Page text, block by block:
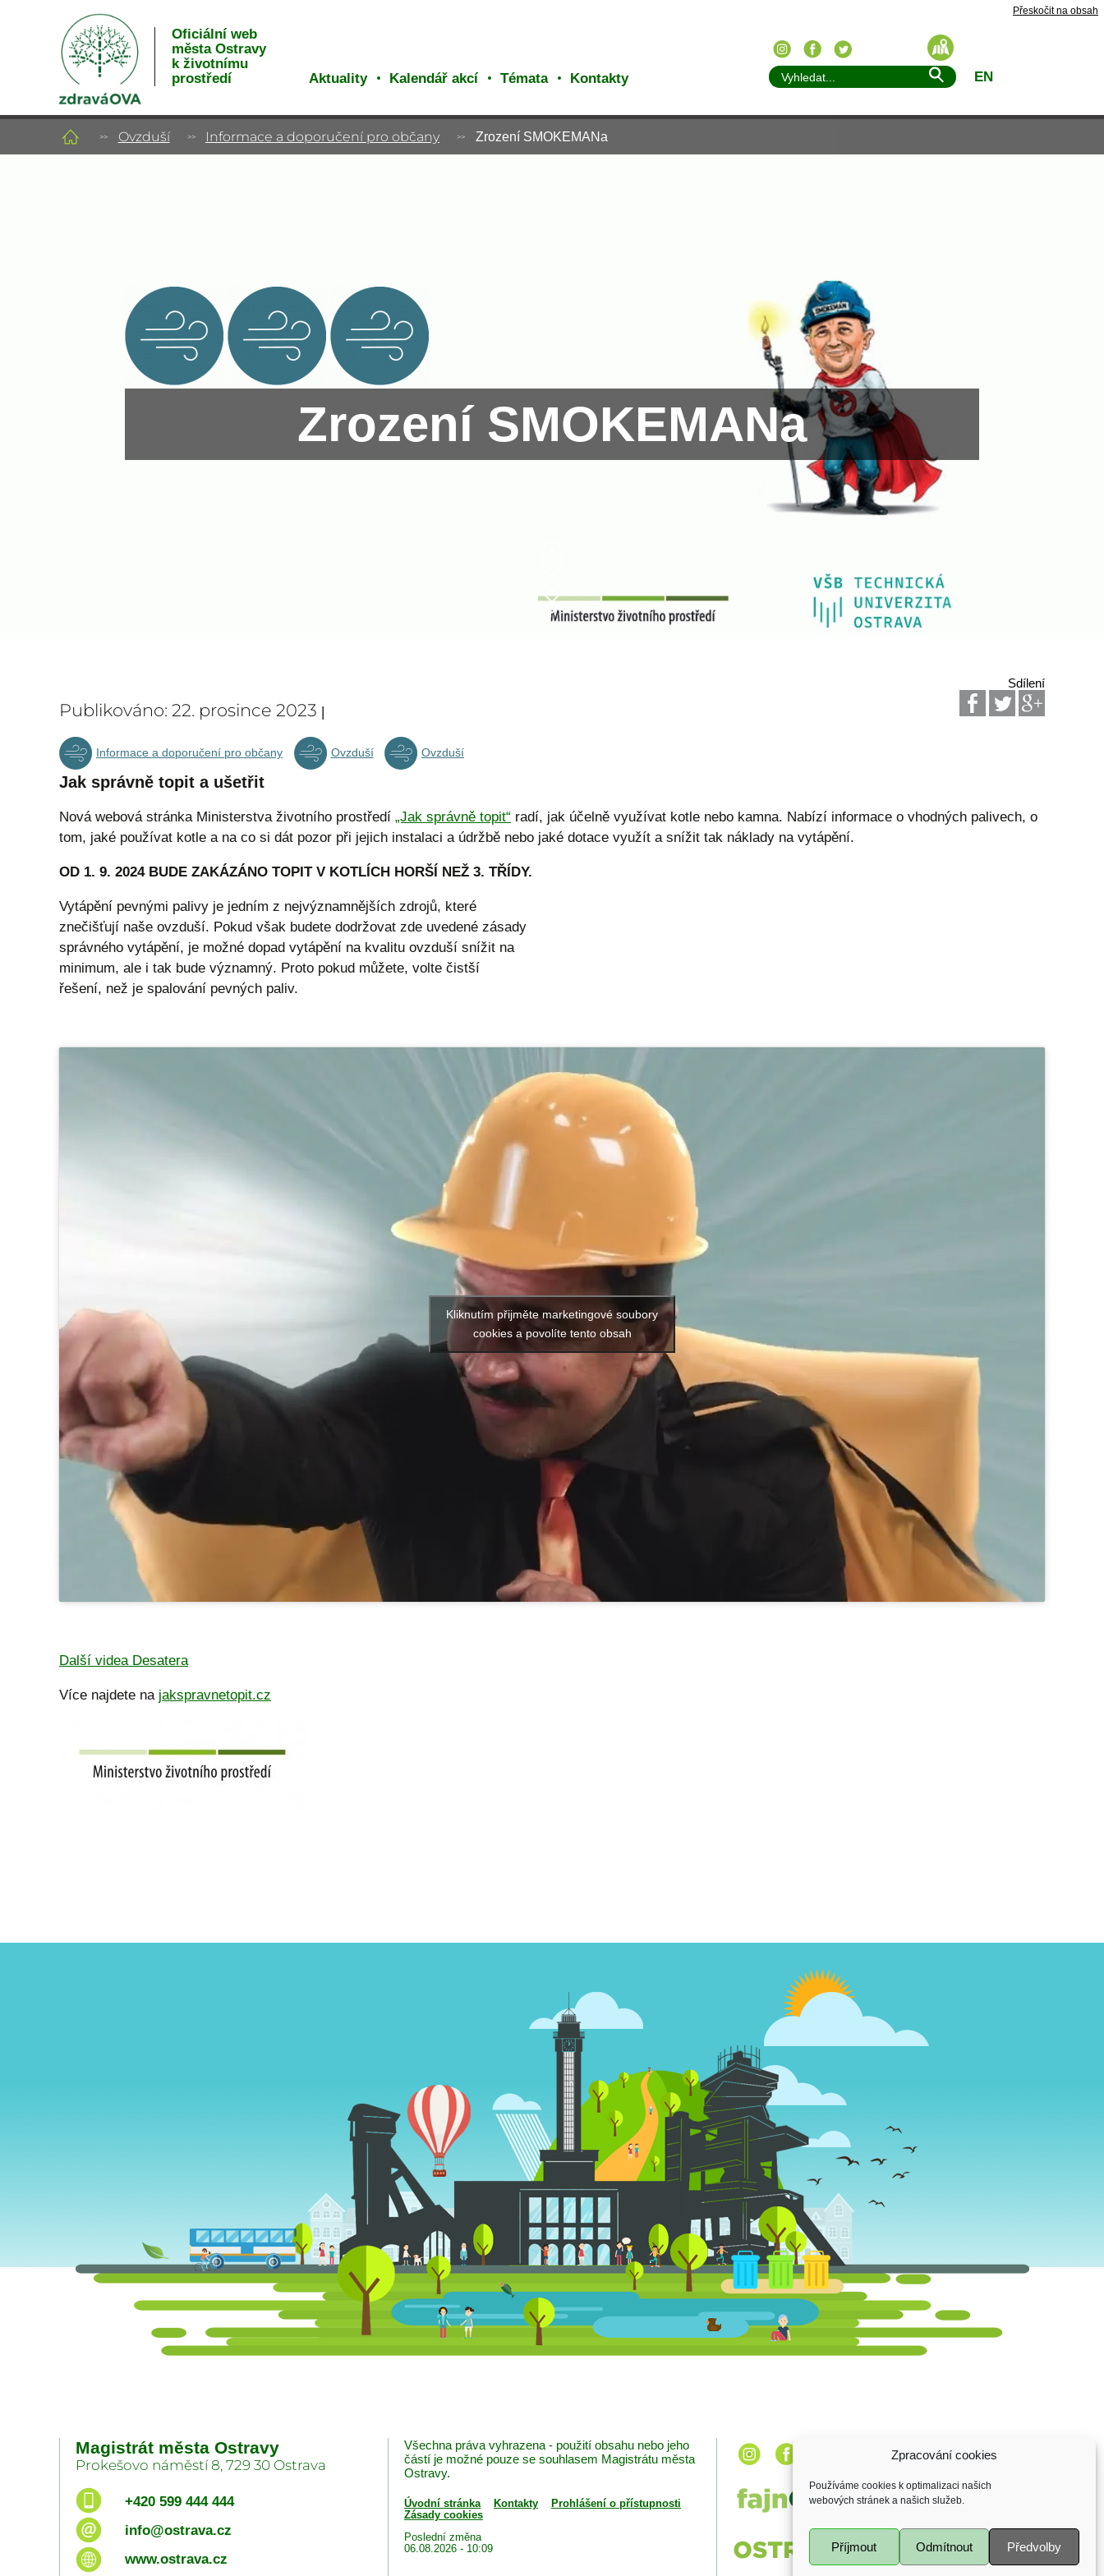
Zpracování cookies
Používáme cookies k optimalizaci našich
webových stránek a našich služeb.
Příjmout Odmítnout Předvolby
Přeskočit na obsah
Oficiální web
města Ostravy
k životnímu
prostředí
Aktuality Kalendář akcí Témata Kontakty EN
Ovzduší Informace a doporučení pro občany Zrození SMOKEMANa
Zrození SMOKEMANa
Sdílení
Publikováno: 22. prosince 2023 |
Informace a doporučení pro občany Ovzduší Ovzduší
Jak správně topit a ušetřit
Nová webová stránka Ministerstva životního prostředí „Jak správně topit“ radí, jak účelně využívat kotle nebo kamna. Nabízí informace o vhodných palivech, o
tom, jaké používat kotle a na co si dát pozor při jejich instalaci a údržbě nebo jaké dotace využít a snížit tak náklady na vytápění.
OD 1. 9. 2024 BUDE ZAKÁZÁNO TOPIT V KOTLÍCH HORŠÍ NEŽ 3. TŘÍDY.
Vytápění pevnými palivy je jedním z nejvýznamnějších zdrojů, které
znečišťují naše ovzduší. Pokud však budete dodržovat zde uvedené zásady
správného vytápění, je možné dopad vytápění na kvalitu ovzduší snížit na
minimum, ale i tak bude významný. Proto pokud můžete, volte čistší
řešení, než je spalování pevných paliv.
Kliknutím přijměte marketingové soubory
cookies a povolíte tento obsah
Další videa Desatera
Více najdete na jakspravnetopit.cz
Magistrát města Ostravy
Prokešovo náměstí 8, 729 30 Ostrava
+420 599 444 444
info@ostrava.cz
www.ostrava.cz
Všechna práva vyhrazena - použití obsahu nebo jeho
částí je možné pouze se souhlasem Magistrátu města
Ostravy.
Úvodní stránka Kontakty
Prohlášení o přístupnosti
Zásady cookies
Poslední změna
06.08.2026 - 10:09